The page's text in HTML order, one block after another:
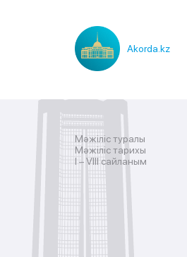
Akorda.kz
Мәжіліс туралы
Мәжіліс тарихы
I – VIII сайланым